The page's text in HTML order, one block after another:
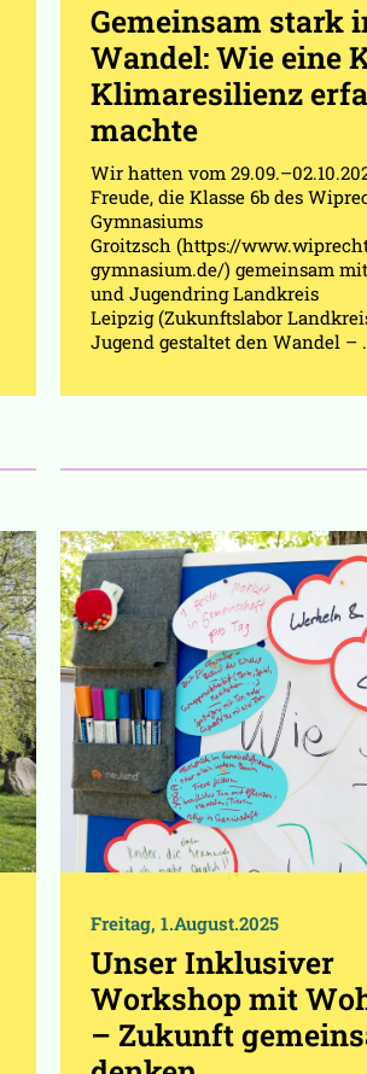
Gemeinsam stark
Wandel: Wie eine
Klimaresilienz
machte
Wir hatten vom
Freude, die Klasse 6b des
Gymnasiums
Groitzsch (https://
gymnasium.de/) gemeinsam
und Jugendring Landkreis
Leipzig (Zukunftslabor
Jugend gestaltet den Wandel –
Freitag, 1.August.2025
Unser Inklusiver
Workshop mit
– Zukunft